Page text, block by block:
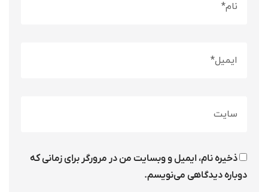
ذخیره نام، ایمیل و وبسایت من در مرورگر برای زمانی که
دوباره دیدگاهی می‌نویسم.